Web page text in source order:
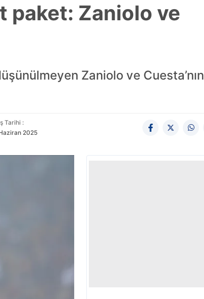
paket: Zaniolo ve
Zaniolo ve Cuesta’nın
Tarihi :
2025